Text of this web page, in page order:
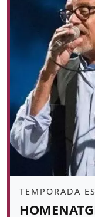
Àmbit
TEMPORADA